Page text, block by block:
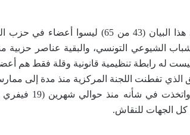
أولا: إنّ ثلثي الممضين على هذا البيان (43
الشيوعي التونسي، والبقية عناصر
له رابطة تنظيمية قانونية وقلة فقط هم
الذي تفطنت اللجنة المركزية منذ مدة إلى
الجهات للنقاش.